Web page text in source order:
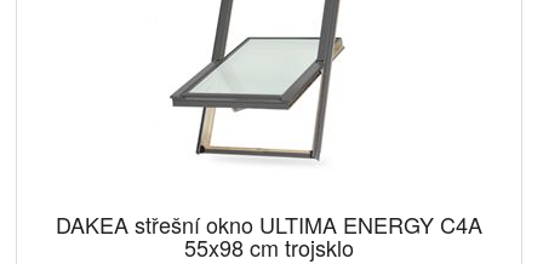
DAKEA střešní okno ULTIMA ENERGY C4A
55x98 cm trojsklo